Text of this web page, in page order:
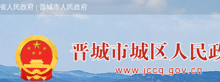
人民政府 晋城市人民政府